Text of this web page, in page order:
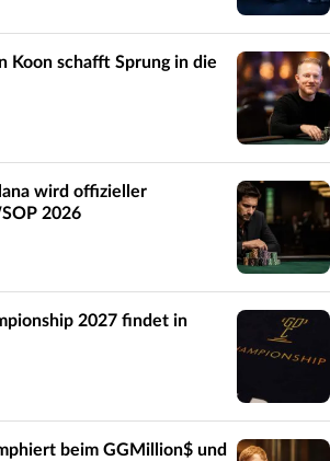
Koon schafft Sprung in die
wird offizieller
2026
2027 findet in
beim GGMillion$ und